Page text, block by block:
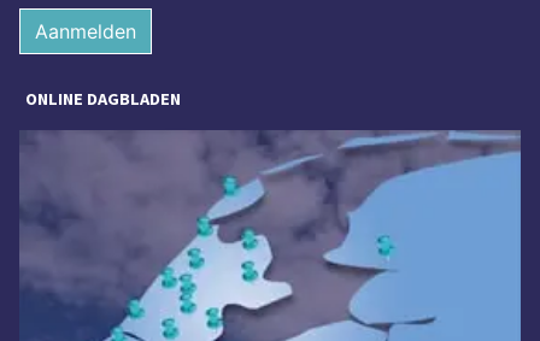
Aanmelden
ONLINE DAGBLADEN